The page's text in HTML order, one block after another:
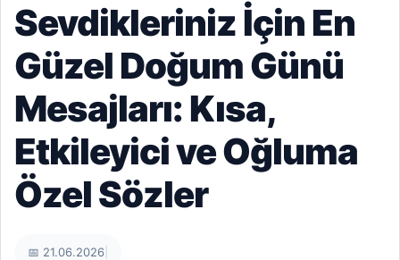
Sevdikleriniz İçin En
Güzel Doğum Günü
Mesajları: Kısa,
Etkileyici ve Oğluma
Özel Sözler
📅 21.06.2026